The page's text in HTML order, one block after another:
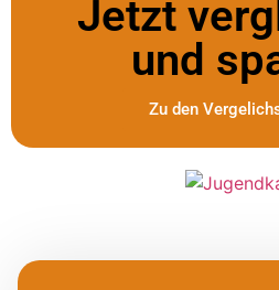
Jetzt
und
Zu den